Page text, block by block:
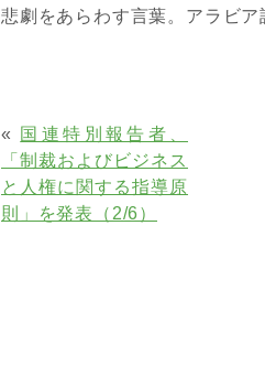
悲劇をあらわす言葉。アラビア
«
国連特別報告者、
「制裁およびビジネス
と人権に関する指導原
則」を発表（2/6）